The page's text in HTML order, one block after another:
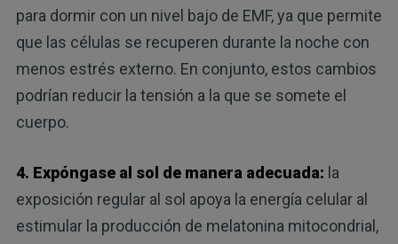
para dormir con un nivel bajo de EMF, ya que permite
que las células se recuperen durante la noche con
menos estrés externo. En conjunto, estos cambios
podrían reducir la tensión a la que se somete el
cuerpo.
4. Expóngase al sol de manera adecuada: la
exposición regular al sol apoya la energía celular al
estimular la producción de melatonina mitocondrial,